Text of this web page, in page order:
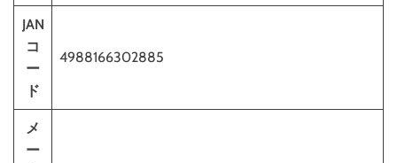
JAN
コ
ー
ド
4988166302885
メ
ー